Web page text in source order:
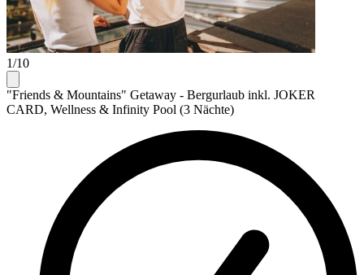
1/10
"Friends & Mountains" Getaway - Bergurlaub inkl. JOKER
CARD, Wellness & Infinity Pool (3 Nächte)